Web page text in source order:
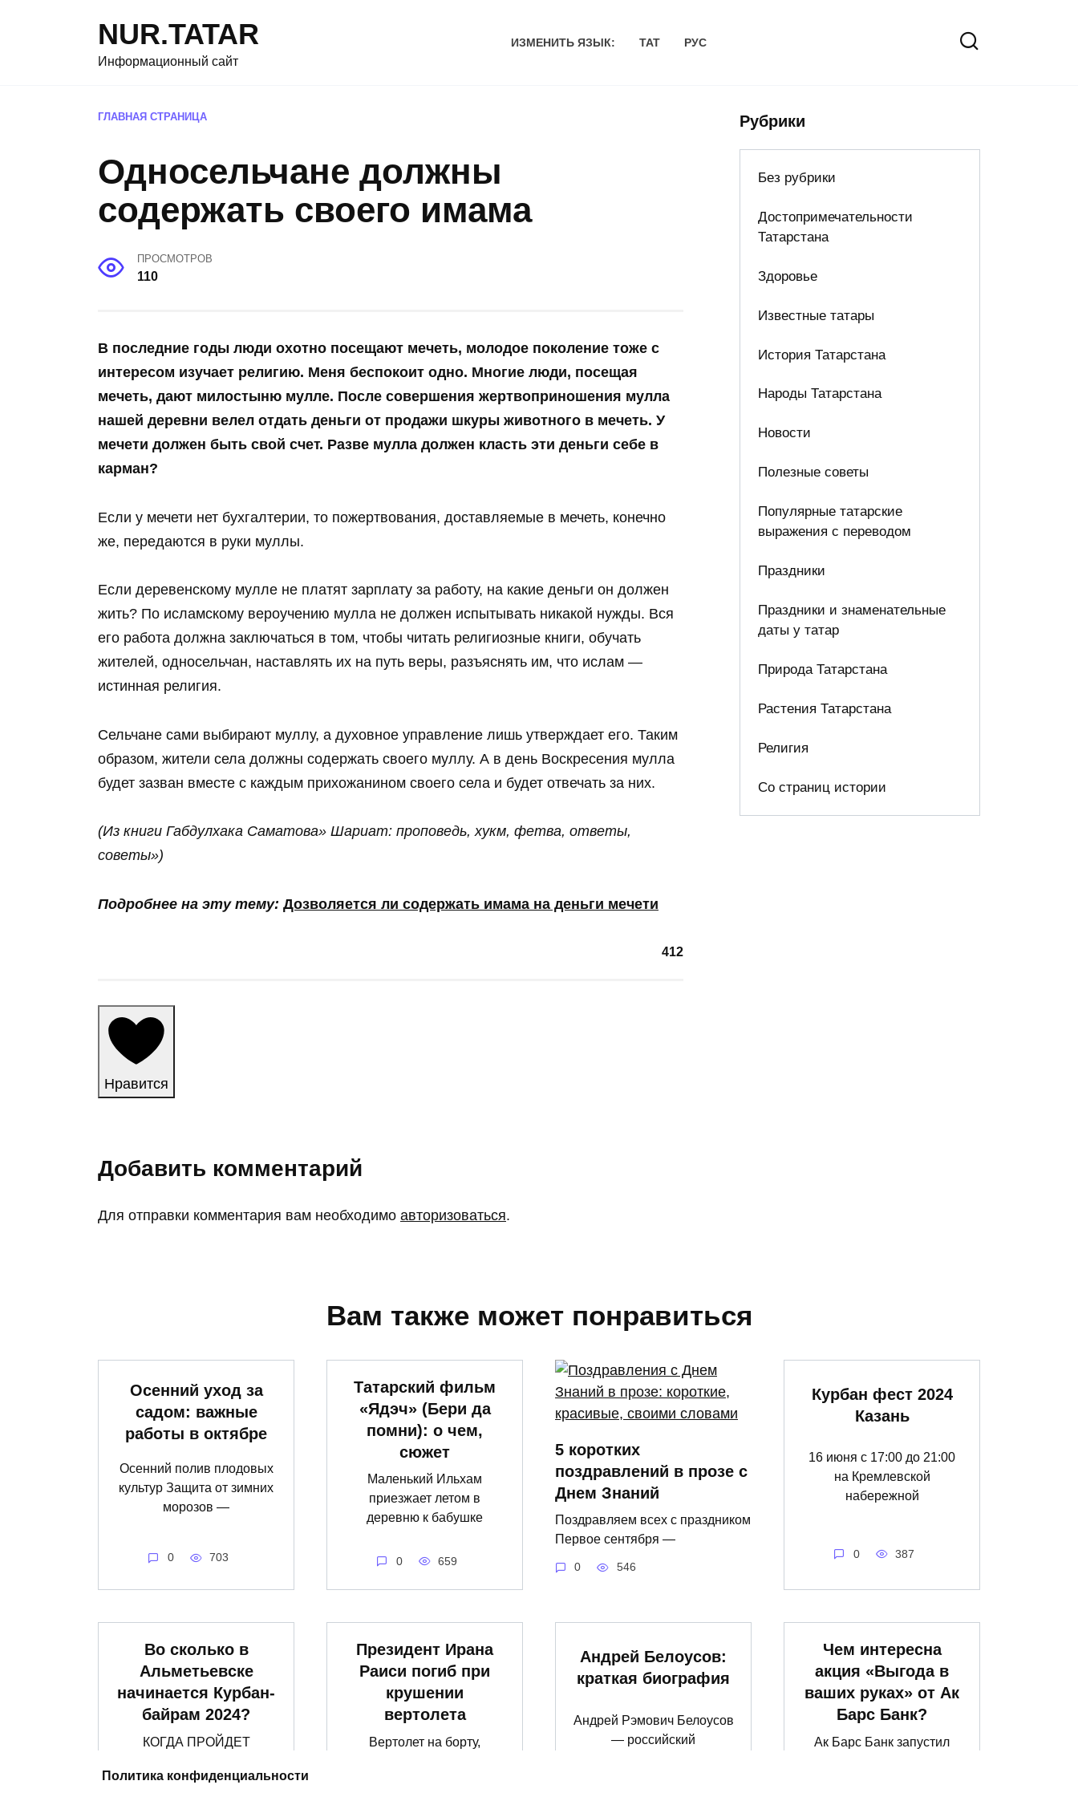
NUR.TATAR
Информационный сайт
ИЗМЕНИТЬ ЯЗЫК: ТАТ РУС
ГЛАВНАЯ СТРАНИЦА
Односельчане должны
содержать своего имама
ПРОСМОТРОВ
110
В последние годы люди охотно посещают мечеть, молодое поколение тоже с
интересом изучает религию. Меня беспокоит одно. Многие люди, посещая
мечеть, дают милостыню мулле. После совершения жертвоприношения мулла
нашей деревни велел отдать деньги от продажи шкуры животного в мечеть. У
мечети должен быть свой счет. Разве мулла должен класть эти деньги себе в
карман?
Если у мечети нет бухгалтерии, то пожертвования, доставляемые в мечеть, конечно
же, передаются в руки муллы.
Если деревенскому мулле не платят зарплату за работу, на какие деньги он должен
жить? По исламскому вероучению мулла не должен испытывать никакой нужды. Вся
его работа должна заключаться в том, чтобы читать религиозные книги, обучать
жителей, односельчан, наставлять их на путь веры, разъяснять им, что ислам —
истинная религия.
Сельчане сами выбирают муллу, а духовное управление лишь утверждает его. Таким
образом, жители села должны содержать своего муллу. А в день Воскресения мулла
будет зазван вместе с каждым прихожанином своего села и будет отвечать за них.
(Из книги Габдулхака Саматова» Шариат: проповедь, хукм, фетва, ответы,
советы»)
Подробнее на эту тему: Дозволяется ли содержать имама на деньги мечети
412
Нравится
Добавить комментарий
Для отправки комментария вам необходимо авторизоваться.
Рубрики
Без рубрики
Достопримечательности
Татарстана
Здоровье
Известные татары
История Татарстана
Народы Татарстана
Новости
Полезные советы
Популярные татарские
выражения с переводом
Праздники
Праздники и знаменательные
даты у татар
Природа Татарстана
Растения Татарстана
Религия
Со страниц истории
Вам также может понравиться
Осенний уход за
садом: важные
работы в октябре
Осенний полив плодовых
культур Защита от зимних
морозов —
0 703
Татарский фильм
«Ядэч» (Бери да
помни): о чем,
сюжет
Маленький Ильхам
приезжает летом в
деревню к бабушке
0 659
5 коротких
поздравлений в прозе с
Днем Знаний
Поздравляем всех с праздником
Первое сентября —
0 546
Курбан фест 2024
Казань
16 июня с 17:00 до 21:00
на Кремлевской
набережной
0 387
Во сколько в
Альметьевске
начинается Курбан-
байрам 2024?
КОГДА ПРОЙДЕТ
АЛЬМЕТЬЕВСКЕ ?
Президент Ирана
Раиси погиб при
крушении
вертолета
Вертолет на борту,
Андрей Белоусов:
краткая биография
Андрей Рэмович Белоусов
— российский
Чем интересна
акция «Выгода в
ваших руках» от Ак
Барс Банк?
Ак Барс Банк запустил
Политика конфиденциальности